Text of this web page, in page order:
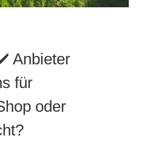
Anbieter
für
oder